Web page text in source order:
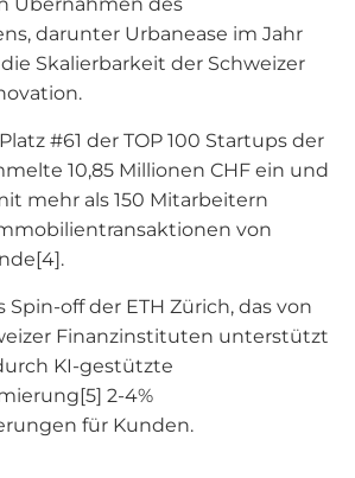
darunter Urbanease im Jahr
Skalierbarkeit der Schweizer
#61 der TOP 100 Startups der
10,85 Millionen CHF ein und
mehr als 150 Mitarbeitern
von
Spin-off der ETH Zürich, das von
Finanzinstituten unterstützt
KI-gestützte
2-4%
für Kunden.